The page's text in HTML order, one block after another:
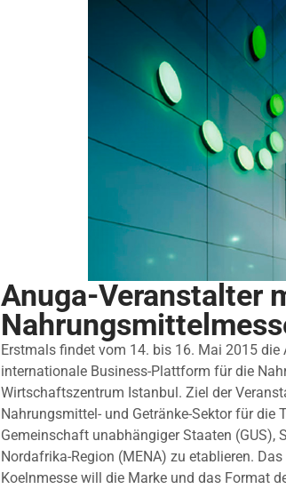
Anuga-Veranstalter
Erstmals findet vom 14. bis 16. Mai 2015
internationale Business-Plattform für die
Wirtschaftszentrum Istanbul. Ziel der
Nahrungsmittel- und Getränke-Sektor für die
Gemeinschaft unabhängiger Staaten (GUS),
Nordafrika-Region (MENA) zu etablieren.
Koelnmesse will die Marke und das Format